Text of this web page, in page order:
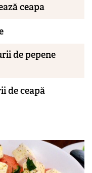
ceapa
de pepene
de ceapă